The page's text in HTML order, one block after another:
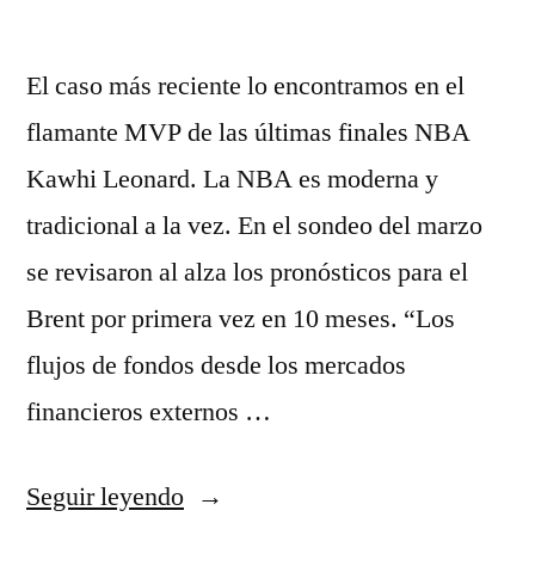
El caso más reciente lo encontramos en el
flamante MVP de las últimas finales NBA
Kawhi Leonard. La NBA es moderna y
tradicional a la vez. En el sondeo del marzo
se revisaron al alza los pronósticos para el
Brent por primera vez en 10 meses. “Los
flujos de fondos desde los mercados
financieros externos …
Seguir leyendo«donde